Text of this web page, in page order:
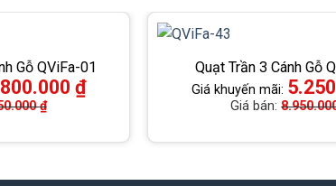
Gỗ QViFa-01
₫
₫
Quạt Trần 3 Cánh Gỗ
Giá khuyến mãi:
Giá bán: